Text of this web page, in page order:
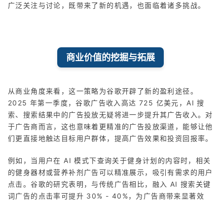
广泛关注与讨论，既带来了新的机遇，也面临着诸多挑战。
商业价值的挖掘与拓展
从商业角度来看，这一策略为谷歌开辟了新的盈利途径。
2025 年第一季度，谷歌广告收入高达 725 亿美元，AI 搜
索、搜索结果中的广告投放无疑将进一步提升其广告收入。对
于广告商而言，这也意味着更精准的广告投放渠道，能够让他
们更直接地触达目标用户群体，提高广告效果和投资回报率。
例如，当用户在 AI 模式下查询关于健身计划的内容时，相关
的健身器材或营养补剂广告可以精准展示，吸引有需求的用户
点击。谷歌的研究表明，与传统广告相比，融入 AI 搜索关键
词广告的点击率可提升 30% - 40%，为广告商带来显著效